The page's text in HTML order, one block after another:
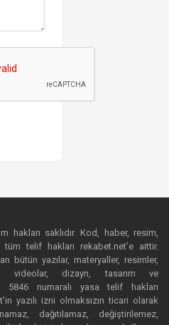
saklıdır. Kod, haber, resim,
telif hakları rekabet.net’e aittir.
bütün yazılar, materyaller, resimler,
videolar, dizayn, tasarım ve
5846 numaralı yasa telif hakları
yazılı izni olmaksızın ticari olarak
dağıtılamaz, değiştirilemez,